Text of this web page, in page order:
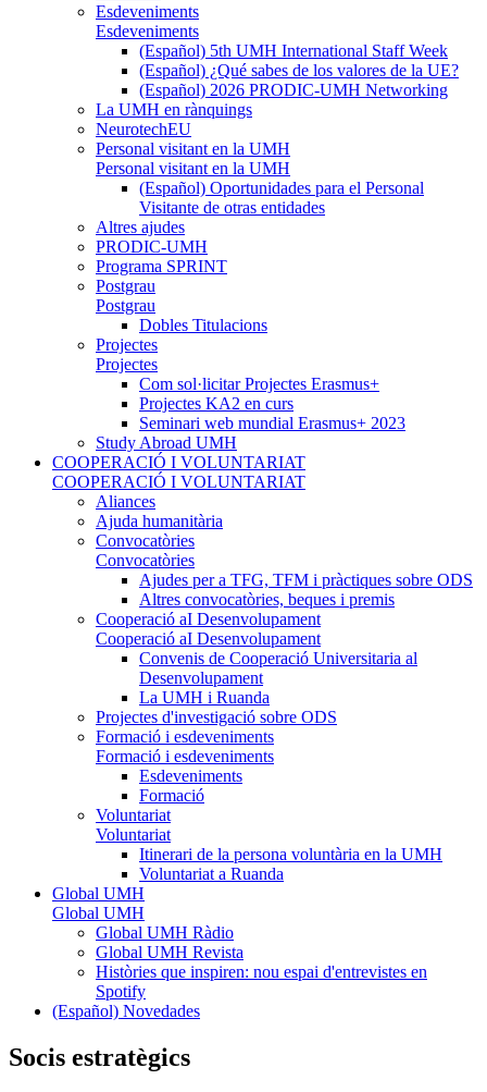
Esdeveniments
Esdeveniments
(Español) 5th UMH International Staff Week
(Español) ¿Qué sabes de los valores de la UE?
(Español) 2026 PRODIC-UMH Networking
La UMH en rànquings
NeurotechEU
Personal visitant en la UMH
Personal visitant en la UMH
(Español) Oportunidades para el Personal
Visitante de otras entidades
Altres ajudes
PRODIC-UMH
Programa SPRINT
Postgrau
Postgrau
Dobles Titulacions
Projectes
Projectes
Com sol·licitar Projectes Erasmus+
Projectes KA2 en curs
Seminari web mundial Erasmus+ 2023
Study Abroad UMH
COOPERACIÓ I VOLUNTARIAT
COOPERACIÓ I VOLUNTARIAT
Aliances
Ajuda humanitària
Convocatòries
Convocatòries
Ajudes per a TFG, TFM i pràctiques sobre ODS
Altres convocatòries, beques i premis
Cooperació aI Desenvolupament
Cooperació aI Desenvolupament
Convenis de Cooperació Universitaria al
Desenvolupament
La UMH i Ruanda
Projectes d'investigació sobre ODS
Formació i esdeveniments
Formació i esdeveniments
Esdeveniments
Formació
Voluntariat
Voluntariat
Itinerari de la persona voluntària en la UMH
Voluntariat a Ruanda
Global UMH
Global UMH
Global UMH Ràdio
Global UMH Revista
Històries que inspiren: nou espai d'entrevistes en
Spotify
(Español) Novedades
Socis estratègics